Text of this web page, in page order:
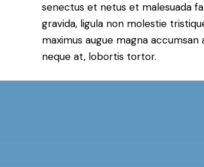
senectus et netus et malesuada
gravida, ligula non molestie
maximus augue magna
neque at, lobortis tortor.